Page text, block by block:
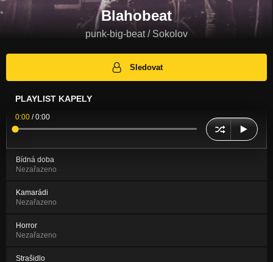
Blahobeat
punk-big-beat / Sokolov
Sledovat
PLAYLIST KAPELY
0:00 /0:00
Bídná doba
Nezařazeno
Kamarádi
Nezařazeno
Horror
Nezařazeno
Strašidlo